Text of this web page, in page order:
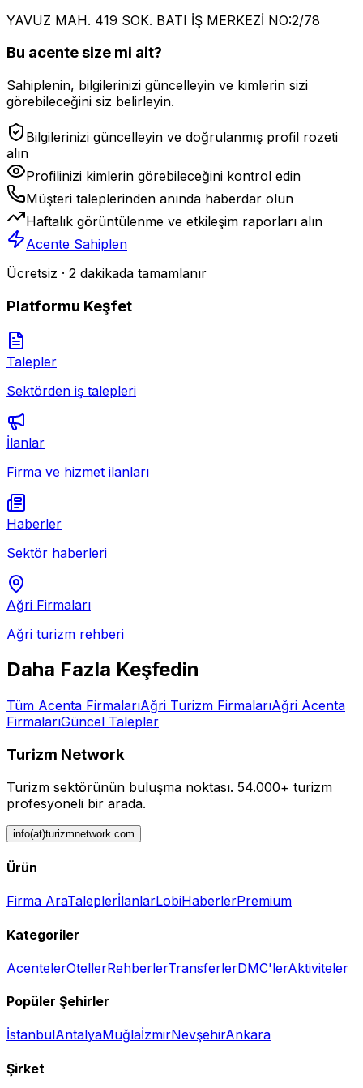
YAVUZ MAH. 419 SOK. BATI İŞ MERKEZİ NO:2/78
Bu acente size mi ait?
Sahiplenin, bilgilerinizi güncelleyin ve kimlerin sizi
görebileceğini siz belirleyin.
Bilgilerinizi güncelleyin ve doğrulanmış profil rozeti
alın
Profilinizi kimlerin görebileceğini kontrol edin
Müşteri taleplerinden anında haberdar olun
Haftalık görüntülenme ve etkileşim raporları alın
Acente Sahiplen
Ücretsiz · 2 dakikada tamamlanır
Platformu Keşfet
Talepler
Sektörden iş talepleri
İlanlar
Firma ve hizmet ilanları
Haberler
Sektör haberleri
Ağri Firmaları
Ağri turizm rehberi
Daha Fazla Keşfedin
Tüm Acenta FirmalarıAğri Turizm FirmalarıAğri Acenta
FirmalarıGüncel Talepler
Turizm Network
Turizm sektörünün buluşma noktası. 54.000+ turizm
profesyoneli bir arada.
info(at)turizmnetwork.com
Ürün
Firma AraTaleplerİlanlarLobiHaberlerPremium
Kategoriler
AcentelerOtellerRehberlerTransferlerDMC'lerAktiviteler
Popüler Şehirler
İstanbulAntalyaMuğlaİzmirNevşehirAnkara
Şirket